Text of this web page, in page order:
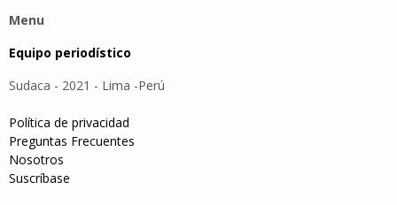
Menu
Equipo periodístico
Sudaca - 2021 - Lima -Perú
Política de privacidad
Preguntas Frecuentes
Nosotros
Suscríbase